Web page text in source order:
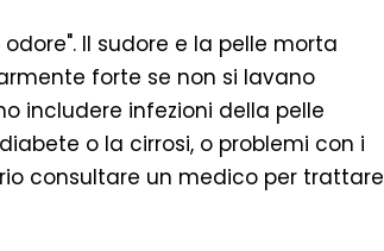
Il sudore e la pelle morta
forte se non si lavano
includere infezioni della pelle
o la cirrosi, o problemi con i
consultare un medico per trattare